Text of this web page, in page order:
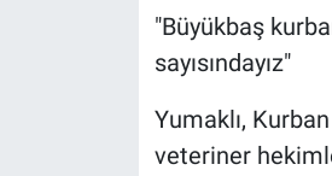
"Büyükbaş
sayısındayız"
Yumaklı,
veteriner